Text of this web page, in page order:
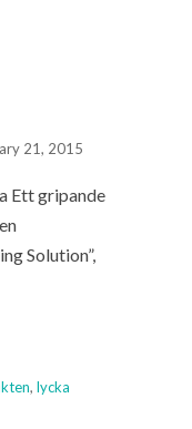
21, 2015
Ett gripande
Solution”,
, lycka